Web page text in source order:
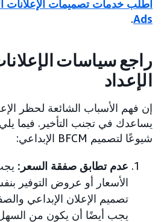
Ads
.
راجع سياسات
الإعداد
إن فهم الأسباب الشائعة لحظر
شيوعًا لتصميم BFCM الإبداعي:
عدم تطابق صفقة السعر:
الأسعار أو عروض التوفير
تصميم الإعلان الإبداعي
يجب أيضًا أن يكون من السهل